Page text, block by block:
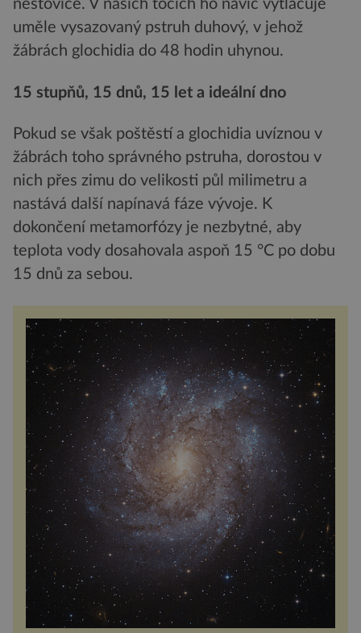
neštovice. V našich tocích ho navíc vytlačuje
uměle vysazovaný pstruh duhový, v jehož
žábrách glochidia do 48 hodin uhynou.
15 stupňů, 15 dnů, 15 let a ideální dno
Pokud se však poštěstí a glochidia uvíznou v
žábrách toho správného pstruha, dorostou v
nich přes zimu do velikosti půl milimetru a
nastává další napínavá fáze vývoje. K
dokončení metamorfózy je nezbytné, aby
teplota vody dosahovala aspoň 15 °C po dobu
15 dnů za sebou.